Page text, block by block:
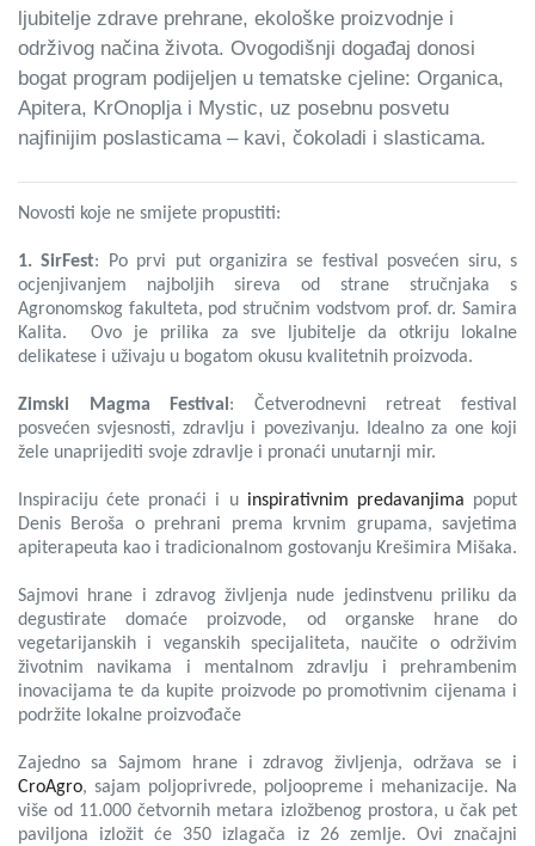
ljubitelje zdrave prehrane, ekološke proizvodnje i
održivog načina života. Ovogodišnji događaj donosi
bogat program podijeljen u tematske cjeline: Organica,
Apitera, KrOnoplja i Mystic, uz posebnu posvetu
najfinijim poslasticama – kavi, čokoladi i slasticama.
Novosti koje ne smijete propustiti:
1. SirFest: Po prvi put organizira se festival posvećen siru, s
ocjenjivanjem najboljih sireva od strane stručnjaka s
Agronomskog fakulteta, pod stručnim vodstvom prof. dr. Samira
Kalita. Ovo je prilika za sve ljubitelje da otkriju lokalne
delikatese i uživaju u bogatom okusu kvalitetnih proizvoda.
Zimski Magma Festival : Četverodnevni retreat festival
posvećen svjesnosti, zdravlju i povezivanju. Idealno za one koji
žele unaprijediti svoje zdravlje i pronaći unutarnji mir.
Inspiraciju ćete pronaći i u inspirativnim predavanjima poput
Denis Beroša o prehrani prema krvnim grupama, savjetima
apiterapeuta kao i tradicionalnom gostovanju Krešimira Mišaka.
Sajmovi hrane i zdravog življenja nude jedinstvenu priliku da
degustirate domaće proizvode, od organske hrane do
vegetarijanskih i veganskih specijaliteta, naučite o održivim
životnim navikama i mentalnom zdravlju i prehrambenim
inovacijama te da kupite proizvode po promotivnim cijenama i
podržite lokalne proizvođače
Zajedno sa Sajmom hrane i zdravog življenja, održava se i
CroAgro, sajam poljoprivrede, poljoopreme i mehanizacije. Na
više od 11.000 četvornih metara izložbenog prostora, u čak pet
paviljona izložit će 350 izlagača iz 26 zemlje. Ovi značajni